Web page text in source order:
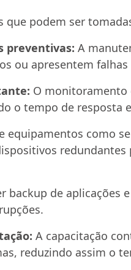
que podem ser
preventivas: A
ou apresentem
O monitoramento
o tempo de resposta
equipamentos como
backup de
A capacitação
reduzindo assim o